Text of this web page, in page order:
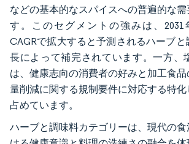
などの基本的なスパイスへの普遍的な需
す。このセグメントの強みは、2031
CAGRで拡大すると予測されるハーブ
長によって補完されています。一方、
は、健康志向の消費者の好みと加工食
量削減に関する規制要件に対応する特
占めています。
ハーブと調味料カテゴリーは、現代の